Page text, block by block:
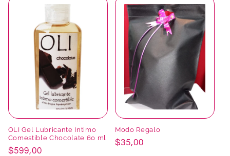
OLI Gel Lubricante Intimo
Comestible Chocolate 60 ml
Precio
$599,00
Modo Regalo
Precio
$35,00